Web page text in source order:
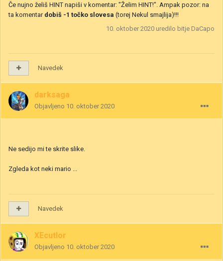
Če nujno želiš HINT napiši v komentar: "Želim HINT!". Ampak pozor: na
ta komentar dobiš -1 točko slovesa (torej Nekul smajlija)!!!
10. oktober 2020 uredilo bitje DaCapo
Navedek
darksaga
Objavljeno 10. oktober 2020
Ne sedijo mi te skrite slike.
Zgleda kot neki mario ...
Navedek
XEcutIor
Objavljeno 10. oktober 2020